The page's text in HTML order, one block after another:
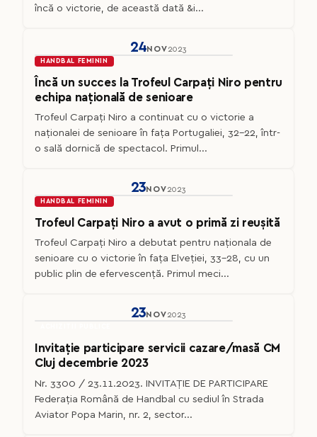
încă o victorie, de această dată &i...
24NOV2023
HANDBAL FEMININ
Încă un succes la Trofeul Carpați Niro pentru
echipa națională de senioare
Trofeul Carpați Niro a continuat cu o victorie a
naționalei de senioare în fața Portugaliei, 32-22, într-
o sală dornică de spectacol. Primul...
23NOV2023
HANDBAL FEMININ
Trofeul Carpați Niro a avut o primă zi reușită
Trofeul Carpați Niro a debutat pentru naționala de
senioare cu o victorie în fața Elveției, 33-28, cu un
public plin de efervescență. Primul meci...
23NOV2023
Invitație participare servicii cazare/masă CM
Cluj decembrie 2023
Nr. 3300 / 23.11.2023. INVITAȚIE DE PARTICIPARE
Federaţia Română de Handbal cu sediul în Strada
Aviator Popa Marin, nr. 2, sector...